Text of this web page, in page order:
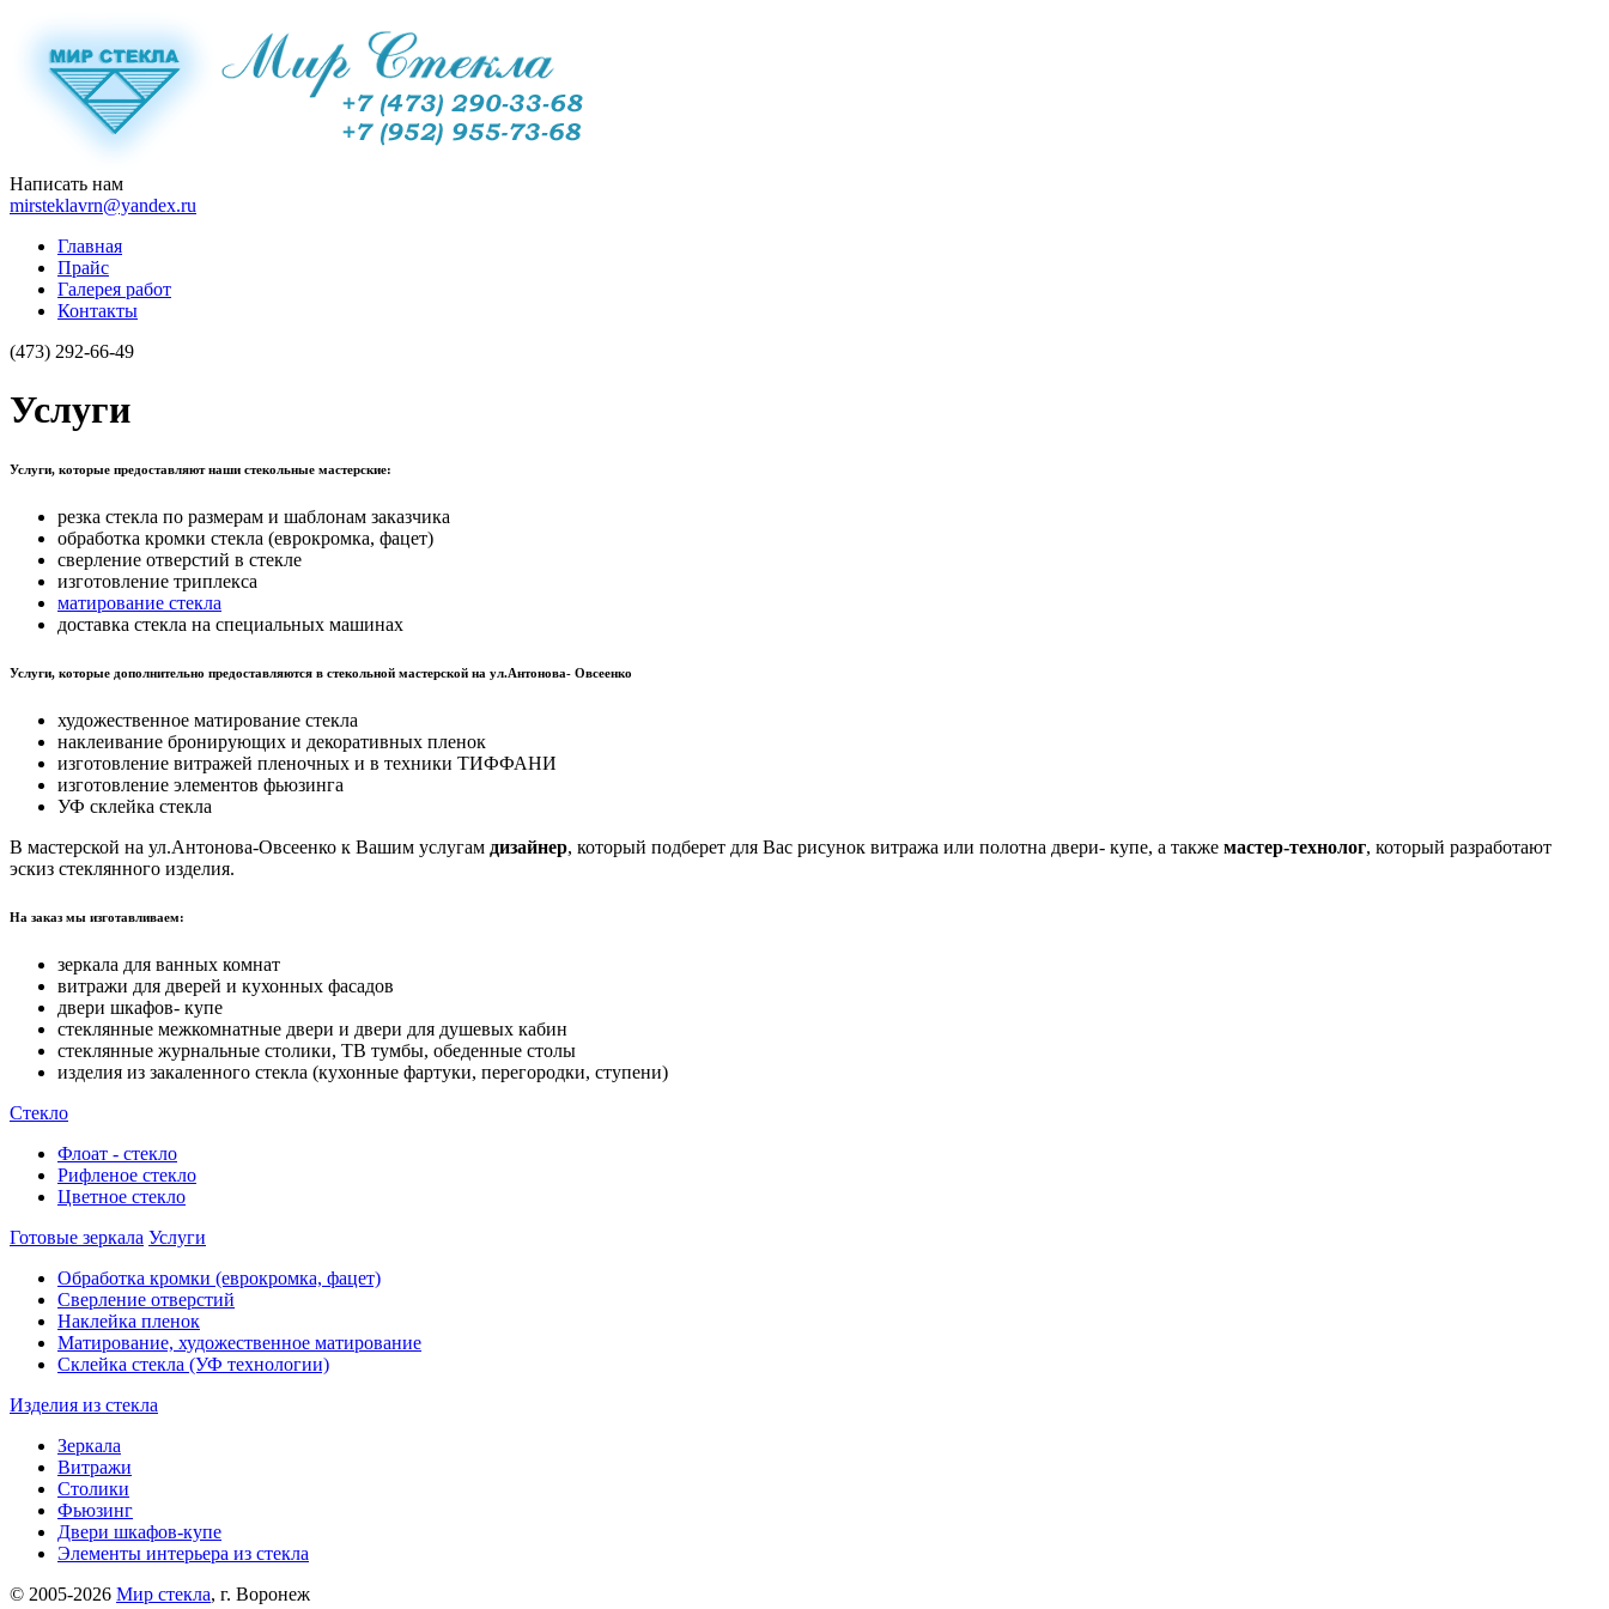
Написать нам
mirsteklavrn@yandex.ru
Главная
Прайс
Галерея работ
Контакты
(473) 292-66-49
Услуги
Услуги, которые предоставляют наши стекольные мастерские:
резка стекла по размерам и шаблонам заказчика
обработка кромки стекла (еврокромка, фацет)
сверление отверстий в стекле
изготовление триплекса
матирование стекла
доставка стекла на специальных машинах
Услуги, которые дополнительно предоставляются в стекольной мастерской на ул.Антонова- Овсеенко
художественное матирование стекла
наклеивание бронирующих и декоративных пленок
изготовление витражей пленочных и в техники ТИФФАНИ
изготовление элементов фьюзинга
УФ склейка стекла
В мастерской на ул.Антонова-Овсеенко к Вашим услугам дизайнер, который подберет для Вас рисунок витража или полотна двери- купе, а также мастер-технолог, который разработают
эскиз стеклянного изделия.
На заказ мы изготавливаем:
зеркала для ванных комнат
витражи для дверей и кухонных фасадов
двери шкафов- купе
стеклянные межкомнатные двери и двери для душевых кабин
стеклянные журнальные столики, ТВ тумбы, обеденные столы
изделия из закаленного стекла (кухонные фартуки, перегородки, ступени)
Стекло
Флоат - стекло
Рифленое стекло
Цветное стекло
Готовые зеркала Услуги
Обработка кромки (еврокромка, фацет)
Сверление отверстий
Наклейка пленок
Матирование, художественное матирование
Склейка стекла (УФ технологии)
Изделия из стекла
Зеркала
Витражи
Столики
Фьюзинг
Двери шкафов-купе
Элементы интерьера из стекла
© 2005-2026 Мир стекла, г. Воронеж